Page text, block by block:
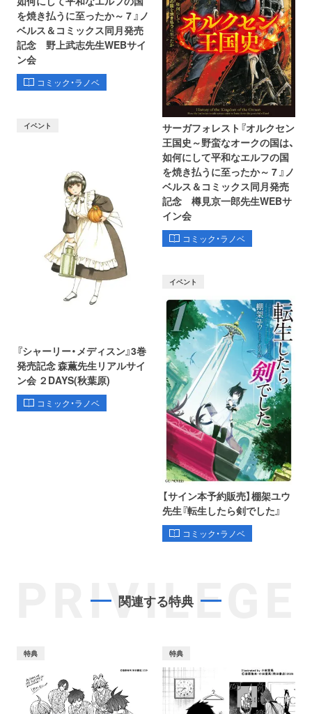
を焼き払うに至ったか～ 7 』ノ
ベルス＆コミックス同月発売
記念 野上武志先生WEBサイ
ン会
コミック・ラノベ
サーガフォレスト『オルクセン
王国史～野蛮なオークの国は、
如何にして平和なエルフの国
を焼き払うに至ったか～ 7 』ノ
ベルス＆コミックス同月発売
記念 樽見京一郎先生WEBサ
イン会
コミック・ラノベ
イベント
『シャーリー・メディスン』3巻
発売記念 森薫先生リアルサイ
ン会 ２DAYS(秋葉原)
コミック・ラノベ
イベント
【サイン本予約販売】棚架ユウ
先生『転生したら剣でした』
コミック・ラノベ
PRIVILEGE
関連する特典
特典 特典